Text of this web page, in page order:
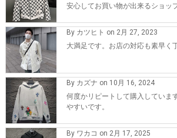
安心してお買い物が出来るショッ
By カツヒト on 2月 27, 2023
大満足です。お店の対応も素早く
By カズナ on 10月 16, 2024
何度かリピートして購入していま
やすいです。
By ワカコ on 2月 17, 2025